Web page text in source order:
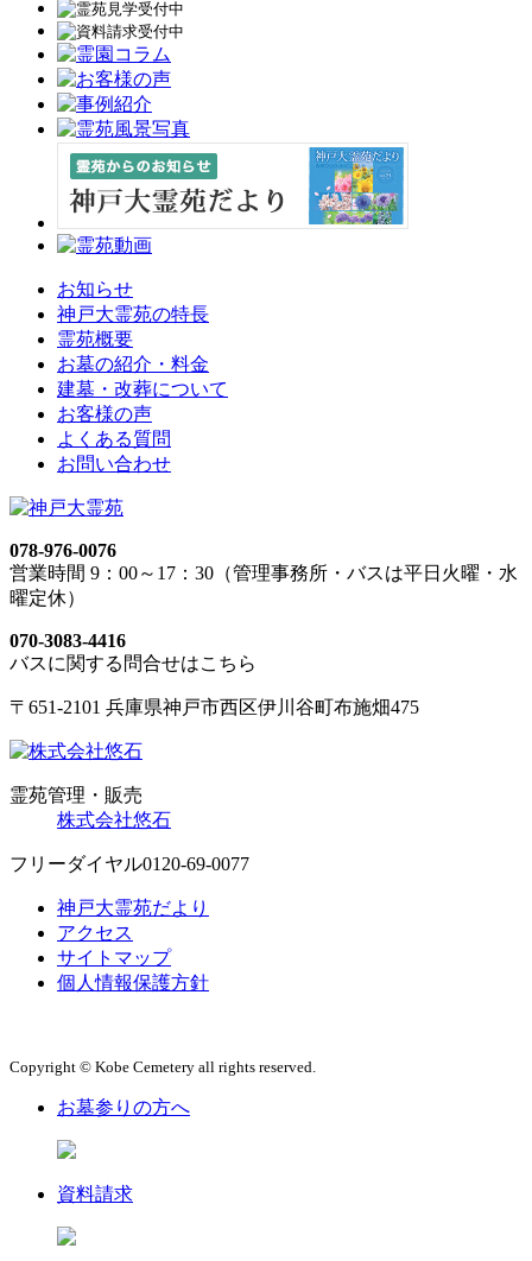
お知らせ
神戸大霊苑の特長
霊苑概要
お墓の紹介・料金
建墓・改葬について
お客様の声
よくある質問
お問い合わせ
078-976-0076
営業時間 9：00～17：30（管理事務所・バスは平日火曜・水
曜定休）
070-3083-4416
バスに関する問合せはこちら
〒651-2101 兵庫県神戸市西区伊川谷町布施畑475
霊苑管理・販売
株式会社悠石
フリーダイヤル0120-69-0077
神戸大霊苑だより
アクセス
サイトマップ
個人情報保護方針
Copyright © Kobe Cemetery all rights reserved.
お墓参りの方へ
資料請求